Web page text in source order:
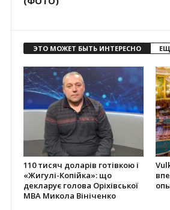
ЭТО МОЖЕТ БЫТЬ ИНТЕРЕСНО
110 тисяч доларів готівкою і
«Жигулі-Копійка»: що
декларує голова Оріхівської
МВА Микола Вініченко